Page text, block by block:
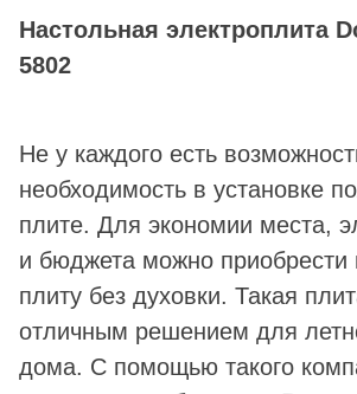
Настольная электроплита
5802
Не у каждого есть
необходимость в установке
плите. Для экономии места,
и бюджета можно
плиту без духовки. Такая
отличным решением для
дома. С помощью такого